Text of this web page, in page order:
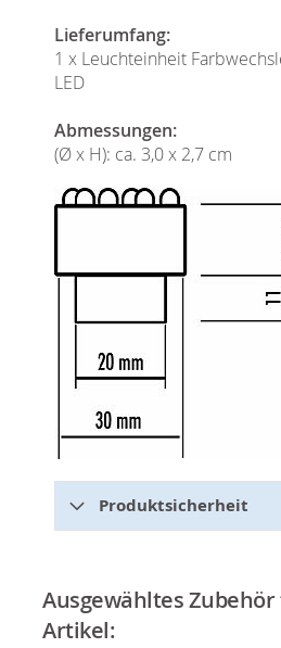
Lieferumfang:
1 x Leuchteinheit
LED
Abmessungen:
(Ø x H): ca. 3,0 x 2,7 cm
Produktsicherheit
Ausgewähltes
Artikel: